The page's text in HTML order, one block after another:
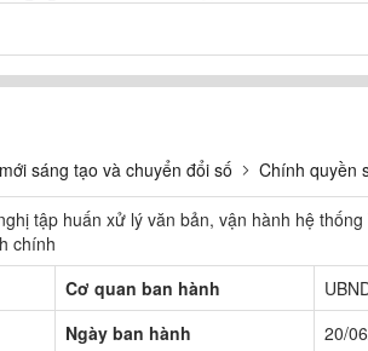
sáng tạo và chuyển đổi số Chính quyền
tập huấn xử lý văn bản, vận hành hệ
chính
Cơ quan ban hành
Ngày ban hành
20/